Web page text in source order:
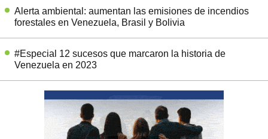
Alerta ambiental: aumentan las emisiones de incendios
forestales en Venezuela, Brasil y Bolivia
#Especial 12 sucesos que marcaron la historia de
Venezuela en 2023